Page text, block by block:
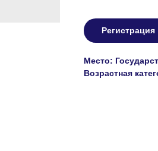
Регистрация
Место:
Возрастная